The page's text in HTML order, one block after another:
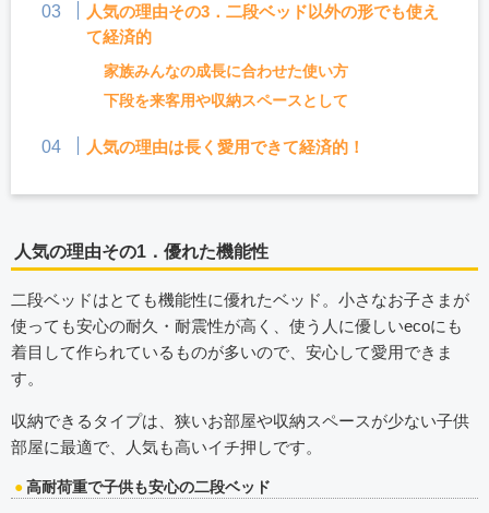
人気の理由その3．二段ベッド以外の形でも使え
て経済的
家族みんなの成長に合わせた使い方
下段を来客用や収納スペースとして
人気の理由は長く愛用できて経済的！
人気の理由その1．優れた機能性
二段ベッドはとても機能性に優れたベッド。小さなお子さまが
使っても安心の耐久・耐震性が高く、使う人に優しいecoにも
着目して作られているものが多いので、安心して愛用できま
す。
収納できるタイプは、狭いお部屋や収納スペースが少ない子供
部屋に最適で、人気も高いイチ押しです。
高耐荷重で子供も安心の二段ベッド